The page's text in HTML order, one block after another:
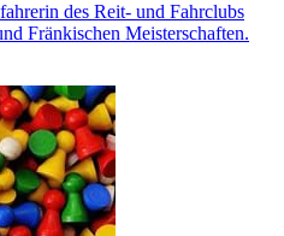
des Reit‑ und Fahrclubs
Fränkischen Meisterschaften.